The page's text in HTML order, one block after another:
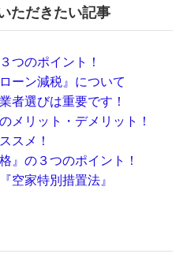
ただきたい記事
つのポイント！
ーン減税』について
者選びは重要です！
メリット・デメ リット！
スメ！
』の３つのポイント！
空家特別措置法』